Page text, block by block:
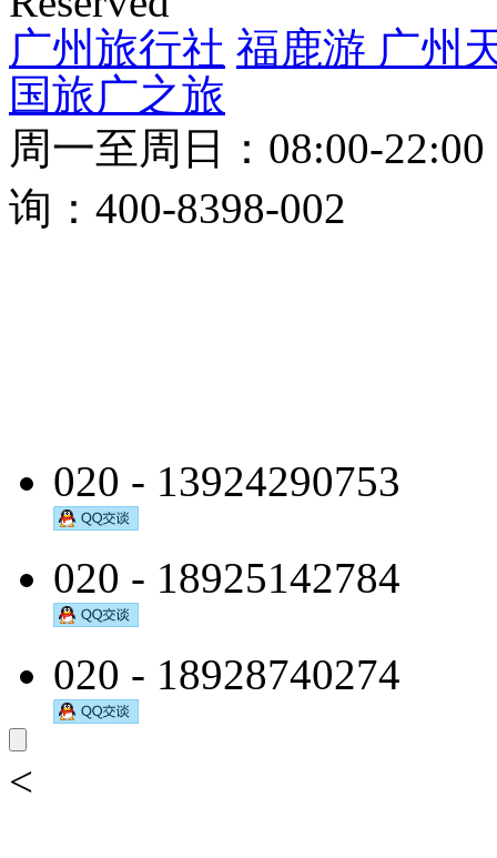
广州旅行社 福鹿游 广州
国旅广之旅
周一至周日：08:00-
询：400-8398-002
020 - 13924290753
020 - 18925142784
020 - 18928740274
<